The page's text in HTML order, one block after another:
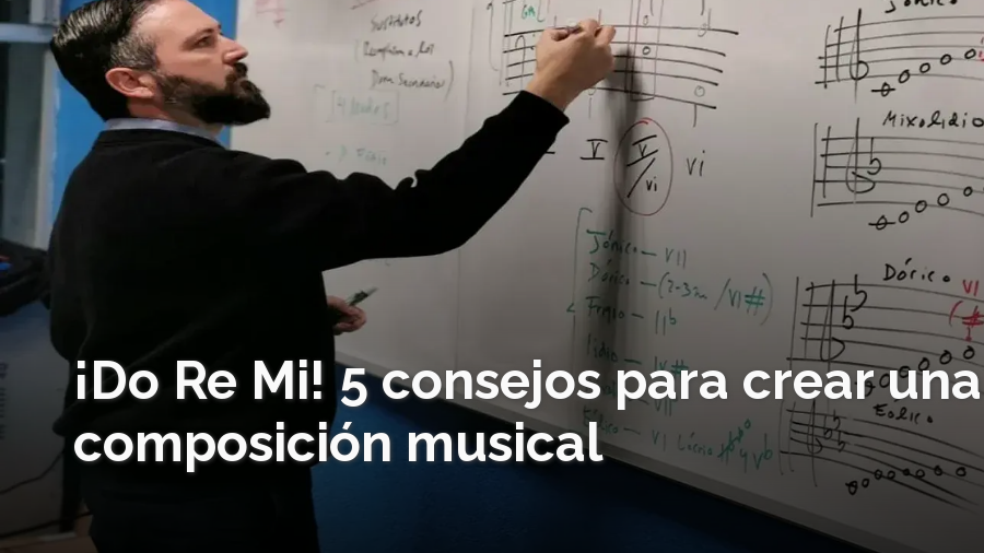
¡Do Re Mi! 5 consejos para crear una
composición musical